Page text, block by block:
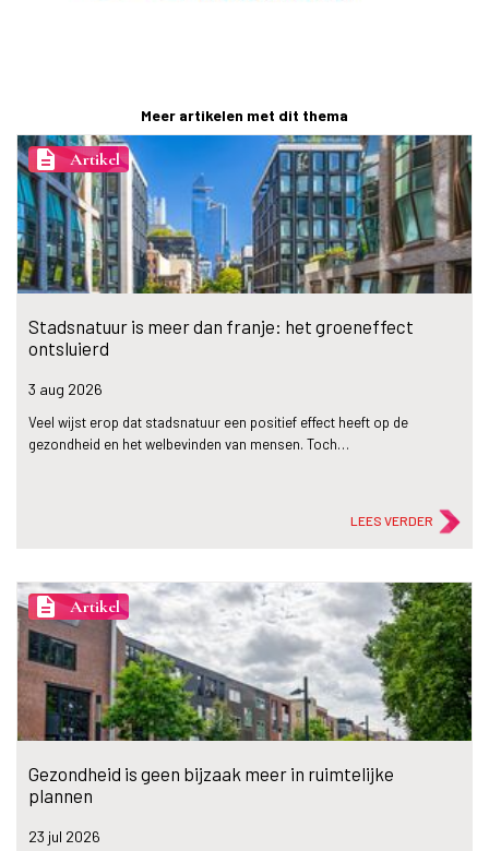
Meer artikelen met dit thema
description Artikel
Stadsnatuur is meer dan franje: het groeneffect
ontsluierd
3 aug 2026
Veel wijst erop dat stadsnatuur een positief effect heeft op de
gezondheid en het welbevinden van mensen. Toch…
LEES VERDER
description Artikel
Gezondheid is geen bijzaak meer in ruimtelijke
plannen
23 jul 2026